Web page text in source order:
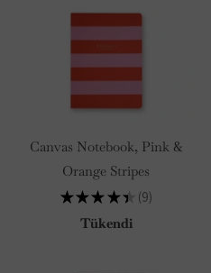
Canvas Notebook, Pink &
Orange Stripes
★ ★ ★ ★ ★ 9
9
Tükendi